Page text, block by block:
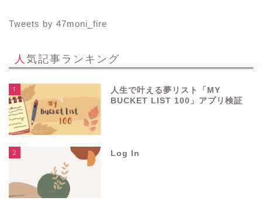
Tweets by 47moni_fire
人気記事ランキング
1
人生で叶える夢リスト「MY
BUCKET LIST 100」アプリ検証
2 Log In